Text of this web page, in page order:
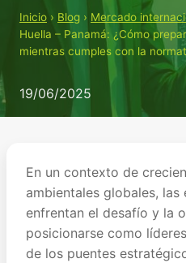
Inicio › Blog › Mercado
Huella – Panamá: ¿Cómo
mientras cumples con la
19/06/2025
En un contexto de
ambientales globales, las
enfrentan el desafío y la
posicionarse como
de los puentes